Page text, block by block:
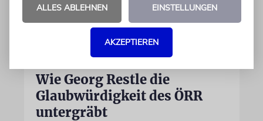
Wie Georg Restle die
Glaubwürdigkeit des ÖRR
untergräbt
ALLES ABLEHNEN EINSTELLUNGEN
AKZEPTIEREN